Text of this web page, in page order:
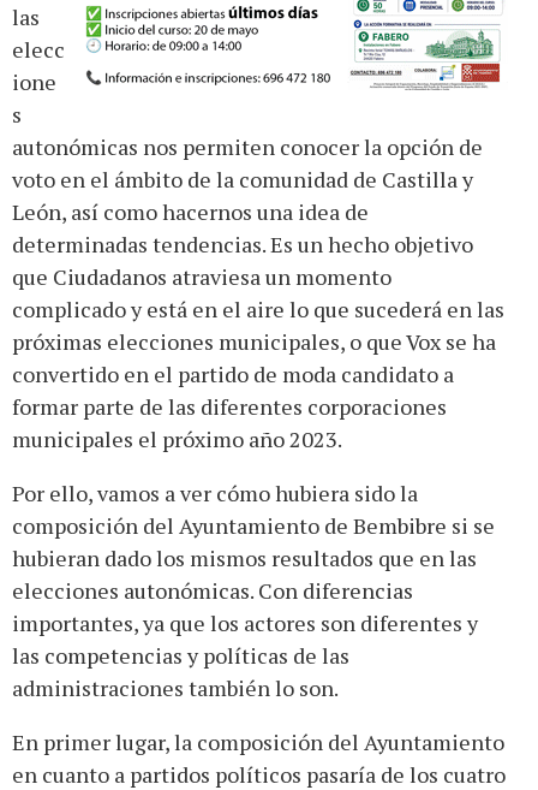
las
elecc
ione
s
autonómicas nos permiten conocer la opción de
voto en el ámbito de la comunidad de Castilla y
León, así como hacernos una idea de
determinadas tendencias. Es un hecho objetivo
que Ciudadanos atraviesa un momento
complicado y está en el aire lo que sucederá en las
próximas elecciones municipales, o que Vox se ha
convertido en el partido de moda candidato a
formar parte de las diferentes corporaciones
municipales el próximo año 2023.
Por ello, vamos a ver cómo hubiera sido la
composición del Ayuntamiento de Bembibre si se
hubieran dado los mismos resultados que en las
elecciones autonómicas. Con diferencias
importantes, ya que los actores son diferentes y
las competencias y políticas de las
administraciones también lo son.
En primer lugar, la composición del Ayuntamiento
en cuanto a partidos políticos pasaría de los cuatro